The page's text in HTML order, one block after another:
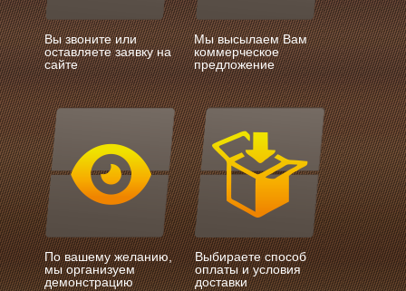
Вы звоните или
оставляете заявку на
сайте
Мы высылаем Вам
коммерческое
предложение
По вашему желанию,
мы организуем
демонстрацию
Выбираете способ
оплаты и условия
доставки